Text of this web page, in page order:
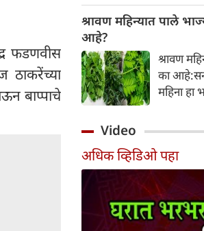
फडणवीस
ठाकरेंच्या
बाप्पाचे
होते,
आणि
निर्माण
श्रावण महिन्यात पाले
आहे?
श्रावण
का
महिना हा
दानधर्म
पालन
Video
अधिक व्हिडिओ पहा